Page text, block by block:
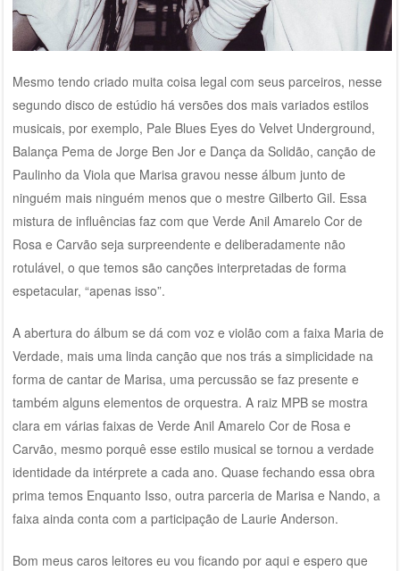
Mesmo tendo criado muita coisa legal com seus parceiros, nesse
segundo disco de estúdio há versões dos mais variados estilos
musicais, por exemplo, Pale Blues Eyes do Velvet Underground,
Balança Pema de Jorge Ben Jor e Dança da Solidão, canção de
Paulinho da Viola que Marisa gravou nesse álbum junto de
ninguém mais ninguém menos que o mestre Gilberto Gil. Essa
mistura de influências faz com que Verde Anil Amarelo Cor de
Rosa e Carvão seja surpreendente e deliberadamente não
rotulável, o que temos são canções interpretadas de forma
espetacular, “apenas isso”.
A abertura do álbum se dá com voz e violão com a faixa Maria de
Verdade, mais uma linda canção que nos trás a simplicidade na
forma de cantar de Marisa, uma percussão se faz presente e
também alguns elementos de orquestra. A raiz MPB se mostra
clara em várias faixas de Verde Anil Amarelo Cor de Rosa e
Carvão, mesmo porquê esse estilo musical se tornou a verdade
identidade da intérprete a cada ano. Quase fechando essa obra
prima temos Enquanto Isso, outra parceria de Marisa e Nando, a
faixa ainda conta com a participação de Laurie Anderson.
Bom meus caros leitores eu vou ficando por aqui e espero que